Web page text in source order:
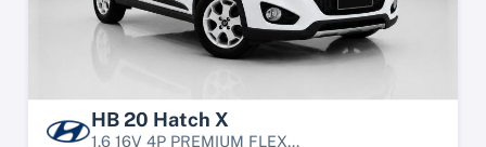
HB 20 Hatch X
1.6 16V 4P PREMIUM FLEX...